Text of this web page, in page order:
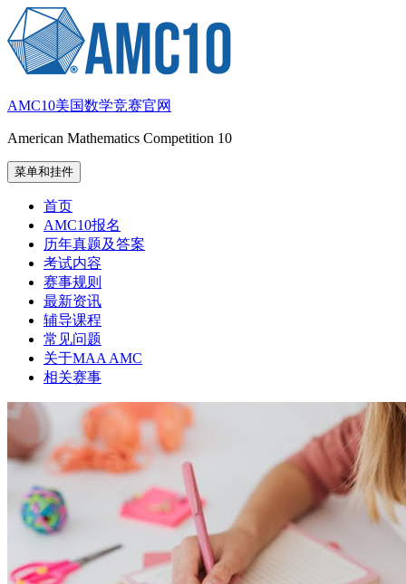
跳
至
内
AMC10美国数学竞赛官网
American Mathematics Competition 10
菜单和挂件
首页
AMC10报名
历年真题及答案
考试内容
赛事规则
最新资讯
辅导课程
常见问题
关于MAA AMC
相关赛事